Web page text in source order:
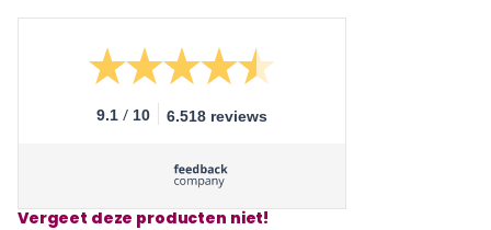
9.1 / 10 6.518 reviews
Vergeet deze producten niet!